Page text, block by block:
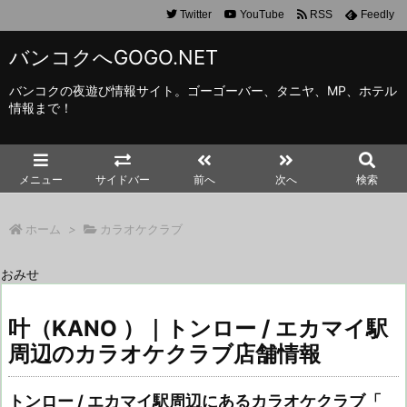
バンコクへGOGO.NET
バンコクの夜遊び情報サイト。ゴーゴーバー、タニヤ、MP、ホテル
情報まで！
メニュー サイドバー 前へ 次へ 検索
Twitter YouTube RSS Feedly
ホーム > カラオケクラブ
おみせ
叶（KANO ）｜トンロー / エカマイ駅
周辺のカラオケクラブ店舗情報
トンロー / エカマイ駅周辺にあるカラオケクラブ「